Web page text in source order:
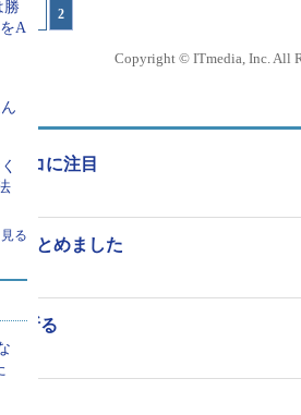
Windows 10の話です。英語（en-us
字があります（
画面6 ）。また、日
示言語やシステムロケールを英語（
なります。
2
Copyright © ITmedia, Inc. All
ココに注目
まとめました
が断る
勝
A
る